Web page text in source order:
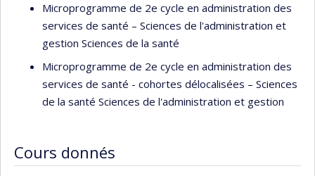
Microprogramme de 2e cycle en administration des
services de santé – Sciences de l'administration et
gestion Sciences de la santé
Microprogramme de 2e cycle en administration des
services de santé - cohortes délocalisées – Sciences
de la santé Sciences de l'administration et gestion
Cours donnés